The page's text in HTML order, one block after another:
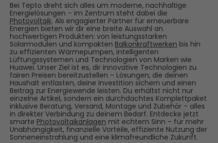
Bei Tepto dreht sich alles um moderne, nachhaltige
Energielösungen – im Zentrum steht dabei die
Photovoltaik. Als engagierter Partner für erneuerbare
Energien bieten wir dir eine breite Auswahl an
hochwertigen Produkten: von leistungsstarken
Solarmodulen und kompakten Balkonkraftwerken bis hin
zu effizienten Wärmepumpen, intelligenten
Lüftungssystemen und Technologien von Marken wie
Huawei. Unser Ziel ist es, dir innovative Technologien zu
fairen Preisen bereitzustellen – Lösungen, die deinen
Haushalt entlasten, deine Investition sichern und einen
Beitrag zur Energiewende leisten. Du erhältst nicht nur
einzelne Artikel, sondern ein durchdachtes Komplettpaket
inklusive Beratung, Versand, Montage und Zubehör – alles
in direkter Verbindung zu deinem Bedarf. Entdecke jetzt
smarte Photovoltaikanlagen mit echtem Sinn – für mehr
Unabhängigkeit, finanzielle Vorteile, effiziente Nutzung der
Sonneneinstrahlung und eine klimafreundliche Zukunft.